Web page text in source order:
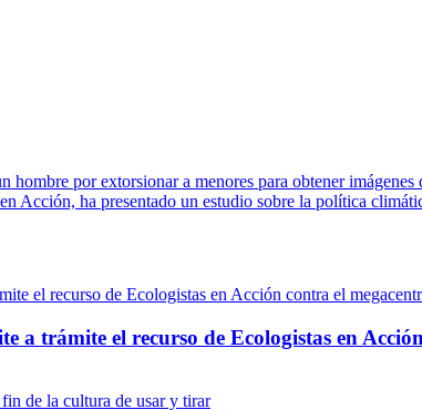
hombre por extorsionar a menores para obtener imágenes
Acción, ha presentado un estudio sobre la política
a trámite el recurso de Ecologistas en